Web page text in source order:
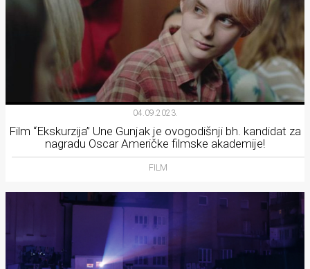
04.09.2023.
Film “Ekskurzija” Une Gunjak je ovogodišnji bh. kandidat za
nagradu Oscar Američke filmske akademije!
FILM